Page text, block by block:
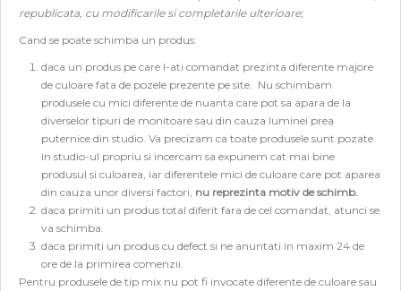
republicata, cu modificarile si completarile ulterioare;
Cand se poate schimba un produs:
daca un produs pe care l-ati comandat prezinta diferente majore
de culoare fata de pozele prezente pe site. Nu schimbam
produsele cu mici diferente de nuanta care pot sa apara de la
diverselor tipuri de monitoare sau din cauza luminei prea
puternice din studio. Va precizam ca toate produsele sunt pozate
in studio-ul propriu si incercam sa expunem cat mai bine
produsul si culoarea, iar diferentele mici de culoare care pot aparea
din cauza unor diversi factori, nu reprezinta motiv de schimb.
daca primiti un produs total diferit fara de cel comandat, atunci se
va schimba.
daca primiti un produs cu defect si ne anuntati in maxim 24 de
ore de la primirea comenzii.
Pentru produsele de tip mix nu pot fi invocate diferente de culoare sau